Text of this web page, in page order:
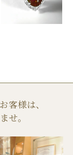
客様は、
せ。